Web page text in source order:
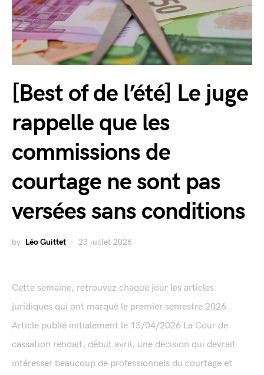
[Best of de l’été] Le juge
rappelle que les
commissions de
courtage ne sont pas
versées sans conditions
by Léo Guittet 23 juillet 2026
Cette semaine, retrouvez chaque jour les articles
juridiques qui ont marqué le premier semestre 2026
Article publié initialement le 13/04/2026 La Cour de
cassation rendait, début avril, une décision qui devrait
intéresser beaucoup de professionnels du courtage et